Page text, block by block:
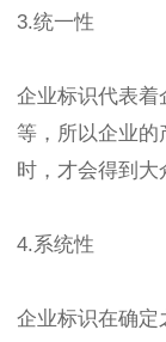
3.统一性
企业标识代表着
等，所以企业的
时，才会得到大
4.系统性
企业标识在确定